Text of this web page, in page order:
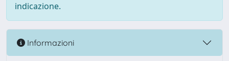
indicazione.
Informazioni